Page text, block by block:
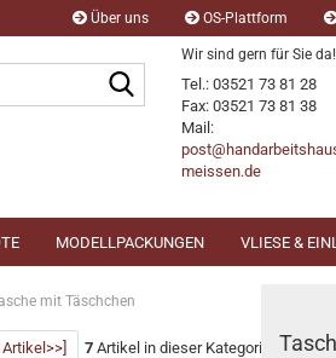
Über uns OS-Plattform
Wir sind gern für Sie da!
Tel.: 03521 73 81 28
Fax: 03521 73 81 38
Mail:
meissen.de
MODELLPACKUNGEN VLIESE &
mit Täschchen
7 Artikel in dieser Kategorie